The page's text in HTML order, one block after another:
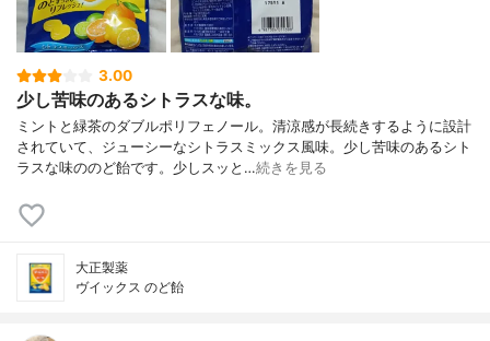
3.00
少し苦味のあるシトラスな味。
ミントと緑茶のダブルポリフェノール。清涼感が長続きするように設計
されていて、ジューシーなシトラスミックス風味。少し苦味のあるシト
ラスな味ののど飴です。少しスッと…続きを見る
大正製薬
ヴイックス のど飴